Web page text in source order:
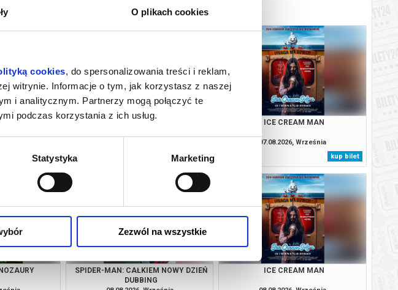
O plikach cookies
cookies, do spersonalizowania treści i reklam,
witrynie. Informacje o tym, jak korzystasz z naszej
i analitycznym. Partnerzy mogą połączyć te
podczas korzystania z ich usług.
Statystyka Marketing
Zezwól na wszystkie
kup bilet
SPIDER-MAN: CAŁKIEM NOWY DZIEŃ
kup bilet
ICE CREAM MAN
07.08.2026, Września
kup bilet
SPIDER-MAN: CAŁKIEM NOWY DZIEŃ
DUBBING
ICE CREAM MAN